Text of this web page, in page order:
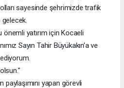
sayesinde şehrimizde trafik
gelecek.
yatırım için Kocaeli
Sayın Tahir Büyükakın’a ve
yapan görevli